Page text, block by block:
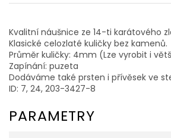
Kvalitní náušnice ze 14-ti karátového
Klasické celozlaté kuličky bez kamenů.
Průměr kuličky: 4mm (Lze vyrobit i
Zapínání: puzeta
Dodáváme také prsten i přívěsek ve
ID: 7, 24, 203-3427-8
PARAMETRY